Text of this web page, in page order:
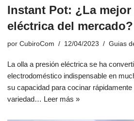
Instant Pot: ¿La
eléctrica del mercado?
por CubiroCom 12/04/2023 Guias
La olla a presión eléctrica se ha
electrodoméstico indispensable en
su capacidad para cocinar rápidamente
variedad… Leer más »